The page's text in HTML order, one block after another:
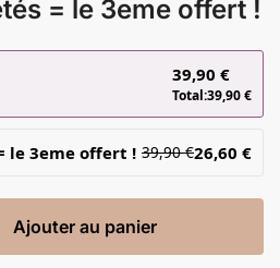
= le 3eme offert !
39,90 €
Total:39,90€
le 3eme offert ! 39,90€26,60 €
Ajouter au panier